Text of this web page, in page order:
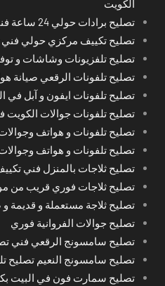
الكويت
تصليح برادات حولي 24 ساعة فني تصليح برادات باكستاني
تصليح تكييف مركزي حولي فني
تصليح تلفزيونات وشاشات و
تصليح تلفونات الرقعي صيانة
تصليح تلفونات ايفون و آبل في
تصليح تلفونات جوالات الكويت
تصليح تلفونات و هواتف
تصليح تلفونات و هواتف
تصليح ثلاجات بالمنزل فني
تصليح ثلاجات فوري قريب من
تصليح ثلاجة مستعملة و قديمة و
تصليح جوالات الفروانية فوري
تصليح سامسونج الرقعي فني
تصليح سامسونج النعيم تصليح
تصليح سمارت فون في البيت بكل